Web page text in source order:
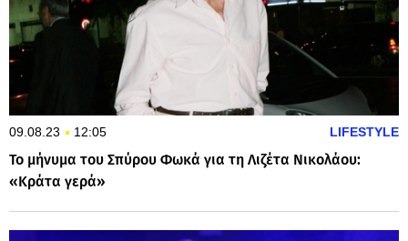
09.08.23 12:05 LIFESTYLE
Το μήνυμα του Σπύρου Φωκά για τη Λιζέτα Νικολάου:
«Κράτα γερά»